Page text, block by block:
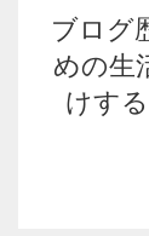
ブログ
めの生
けす